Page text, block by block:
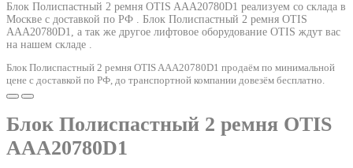
Блок Полиспастный 2 ремня OTIS AAA20780D1 реализуем со склада в
Москве с доставкой по РФ . Блок Полиспастный 2 ремня OTIS
AAA20780D1, а так же другое лифтовое оборудование OTIS ждут вас
на нашем складе .
Блок Полиспастный 2 ремня OTIS AAA20780D1 продаём по минимальной
цене с доставкой по РФ, до транспортной компании довезём бесплатно.
Блок Полиспастный 2 ремня OTIS
AAA20780D1